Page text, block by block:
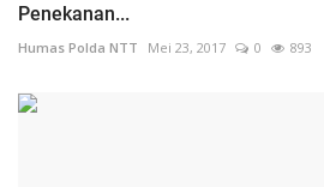
Penekanan...
Humas Polda NTT Mei 23, 2017 0 893